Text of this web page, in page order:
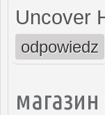
Uncover
odpowiedz